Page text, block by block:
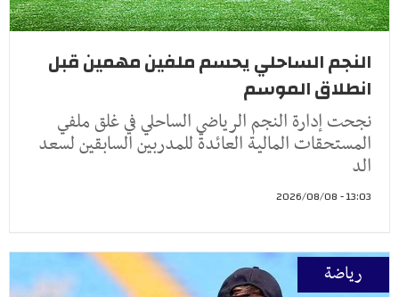
النجم الساحلي يحسم ملفين مهمين قبل
انطلاق الموسم
نجحت إدارة النجم الرياضي الساحلي في غلق ملفي
المستحقات المالية العائدة للمدربين السابقين لسعد
الد
13:03 - 2026/08/08
رياضة